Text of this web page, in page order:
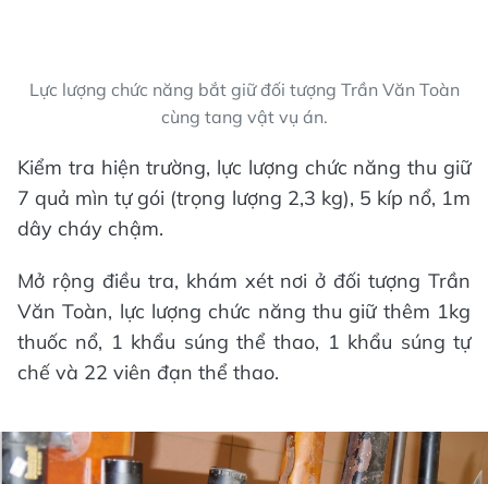
Lực lượng chức năng bắt giữ đối tượng Trần Văn Toàn
cùng tang vật vụ án.
Kiểm tra hiện trường, lực lượng chức năng thu giữ
7 quả mìn tự gói (trọng lượng 2,3 kg), 5 kíp nổ, 1m
dây cháy chậm.
Mở rộng điều tra, khám xét nơi ở đối tượng Trần
Văn Toàn, lực lượng chức năng thu giữ thêm 1kg
thuốc nổ, 1 khẩu súng thể thao, 1 khẩu súng tự
chế và 22 viên đạn thể thao.